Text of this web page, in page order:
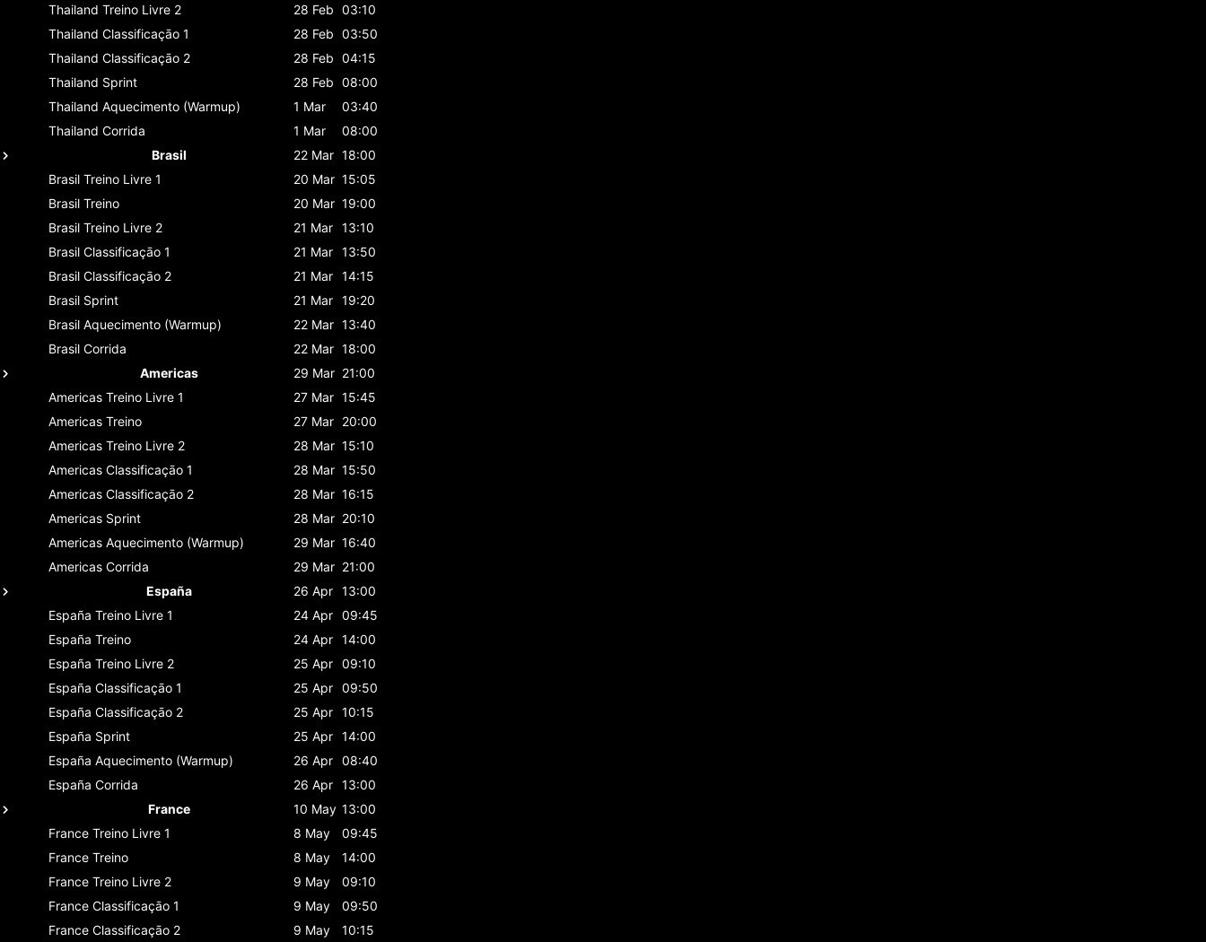
Thailand Treino Livre 2 28 Feb 03:10
Thailand Classificaçāo 1 28 Feb 03:50
Thailand Classificaçāo 2 28 Feb 04:15
Thailand Sprint 28 Feb 08:00
Thailand Aquecimento (Warmup) 1 Mar
03:40
Thailand Corrida 1 Mar
08:00
Brasil
22 Mar 18:00
Brasil Treino Livre 1 20 Mar 15:05
Brasil Treino 20 Mar 19:00
Brasil Treino Livre 2 21 Mar 13:10
Brasil Classificaçāo 1 21 Mar 13:50
Brasil Classificaçāo 2 21 Mar 14:15
Brasil Sprint 21 Mar 19:20
Brasil Aquecimento (Warmup) 22 Mar 13:40
Brasil Corrida 22 Mar 18:00
Americas
29 Mar 21:00
Americas Treino Livre 1 27 Mar 15:45
Americas Treino 27 Mar 20:00
Americas Treino Livre 2 28 Mar 15:10
Americas Classificaçāo 1 28 Mar 15:50
Americas Classificaçāo 2 28 Mar 16:15
Americas Sprint 28 Mar 20:10
Americas Aquecimento (Warmup) 29 Mar 16:40
Americas Corrida 29 Mar 21:00
España
26 Apr 13:00
España Treino Livre 1 24 Apr 09:45
España Treino 24 Apr 14:00
España Treino Livre 2 25 Apr 09:10
España Classificaçāo 1 25 Apr 09:50
España Classificaçāo 2 25 Apr 10:15
España Sprint 25 Apr 14:00
España Aquecimento (Warmup) 26 Apr 08:40
España Corrida 26 Apr 13:00
France
10 May 13:00
France Treino Livre 1 8 May
09:45
France Treino 8 May
14:00
France Treino Livre 2 9 May
09:10
France Classificaçāo 1 9 May
09:50
France Classificaçāo 2 9 May
10:15